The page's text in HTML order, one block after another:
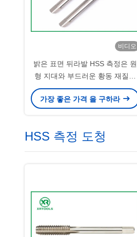
비디오
밝은 표면 뒤라발 HSS 측정은 원
형 지대와 부드러운 황동 재질을
타진합니다
가장 좋은 가격 을 구하라
HSS 측정 도청